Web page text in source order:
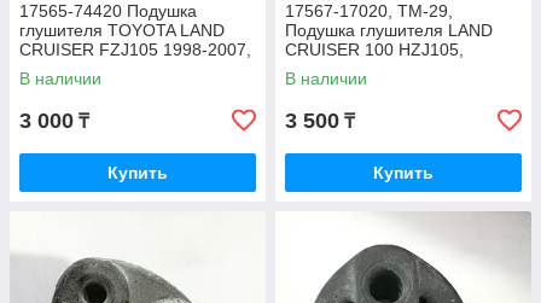
17565-74420 Подушка
глушителя TOYOTA LAND
CRUISER FZJ105 1998-2007,
HZJ105, RAV4 SXA10, JAPAN
В наличии
3 000 ₸
Купить
17567-17020, TM-29,
Подушка глушителя LAND
CRUISER 100 HZJ105,
FZJ105 1FZFE V-4.5, JAPAN
В наличии
3 500 ₸
Купить